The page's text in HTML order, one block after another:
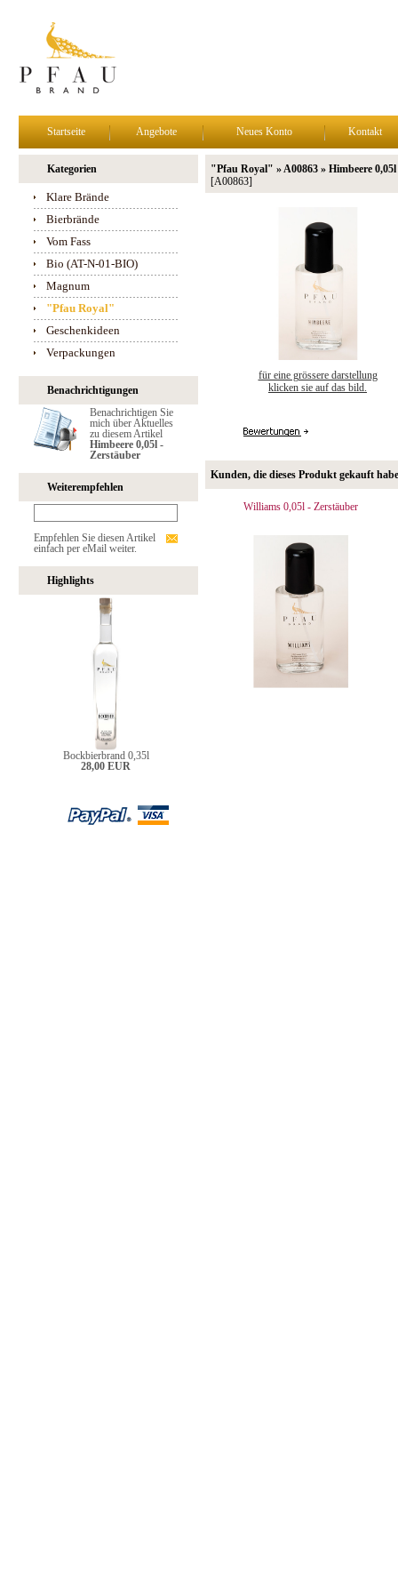
Startseite Angebote Neues Konto Kontakt
Kategorien
Klare Brände
Bierbrände
Vom Fass
Bio (AT-N-01-BIO)
Magnum
"Pfau Royal"
Geschenkideen
Verpackungen
Benachrichtigungen
Benachrichtigen Sie
mich über Aktuelles
zu diesem Artikel
Himbeere 0,05l -
Zerstäuber
Weiterempfehlen
Empfehlen Sie diesen Artikel
einfach per eMail weiter.
Highlights
Bockbierbrand 0,35l
28,00 EUR
"Pfau Royal" » A00863 » Himbeere
[A00863]
für eine grössere darstellung
klicken sie auf das bild.
Kunden, die dieses Produkt gekauft
Williams 0,05l - Zerstäuber